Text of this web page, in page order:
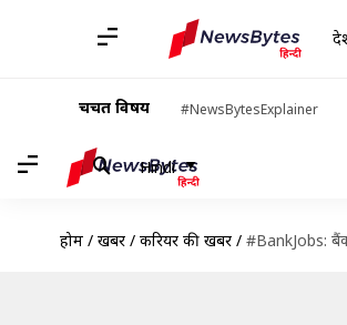
चर्चित विषय #NewsBytesExplainer
Hindi
होम / खबरें / करियर की खबरें / #BankJobs: